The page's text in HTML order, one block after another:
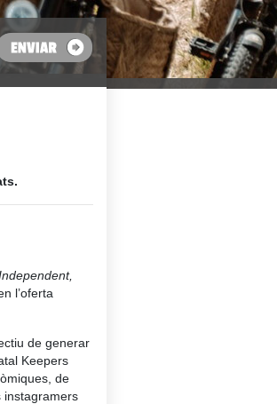
l’oferta
de generar
Keepers
de
instagramers